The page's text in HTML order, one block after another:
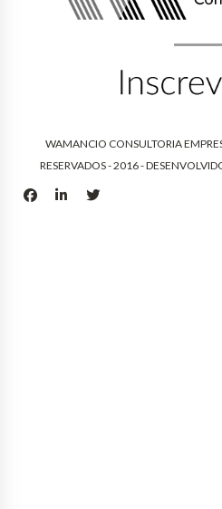
WAMANCIO CONSULTORIA
RESERVADOS - 2016 -